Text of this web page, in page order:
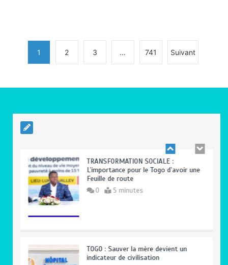
1 2 3 … 741 Suivant
TRANSFORMATION SOCIALE :
L’importance pour le Togo d’avoir une
Feuille de route
0 5 minutes
TOGO : Sauver la mère devient un
indicateur de civilisation